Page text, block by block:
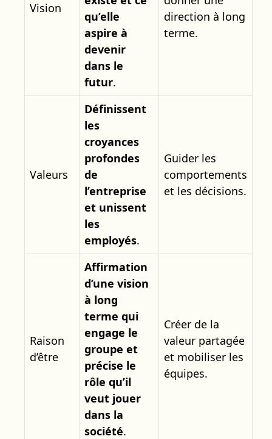
Vision
qu’elle
aspire à
devenir
dans le
futur.
direction à long
terme.
Valeurs
Définissent
les
croyances
profondes
de
l’entreprise
et unissent
les
employés.
Guider les
comportements
et les décisions.
Raison
d’être
Affirmation
d’une vision
à long
terme qui
engage le
groupe et
précise le
rôle qu’il
veut jouer
dans la
société.
Créer de la
valeur partagée
et mobiliser les
équipes.